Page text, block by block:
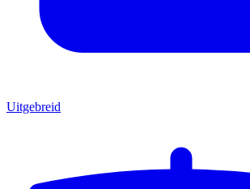
Uitgebreid